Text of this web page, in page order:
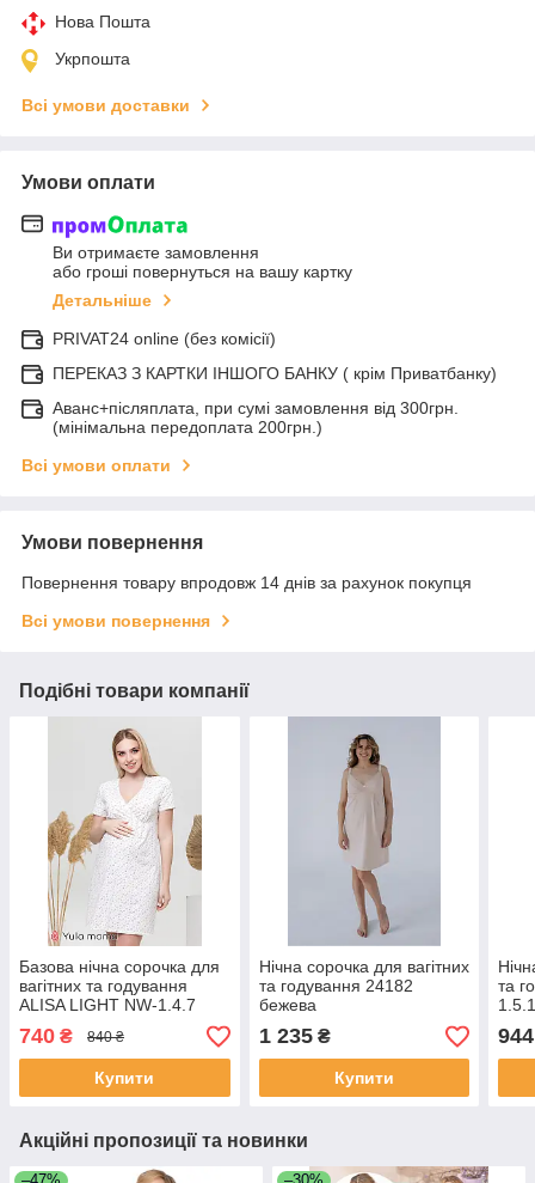
Нова Пошта
Укрпошта
Всі умови доставки
Умови оплати
Ви отримаєте замовлення
або гроші повернуться на вашу картку
Детальніше
PRIVAT24 online (без комісії)
ПЕРЕКАЗ З КАРТКИ ІНШОГО БАНКУ ( крім Приватбанку)
Аванс+післяплата, при сумі замовлення від 300грн.
(мінімальна передоплата 200грн.)
Всі умови оплати
Умови повернення
Повернення товару впродовж 14 днів за рахунок покупця
Всі умови повернення
Подібні товари компанії
Базова нічна сорочка для
вагітних та годування
ALISA LIGHT NW-1.4.7
розмір S
740 ₴ 840 ₴
Купити
Нічна сорочка для вагітних
та годування 24182
бежева
1 235₴
Купити
та
944
Акційні пропозиції та новинки